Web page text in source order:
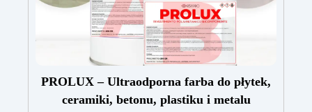
PROLUX – Ultraodporna farba do płytek,
ceramiki, betonu, plastiku i metalu